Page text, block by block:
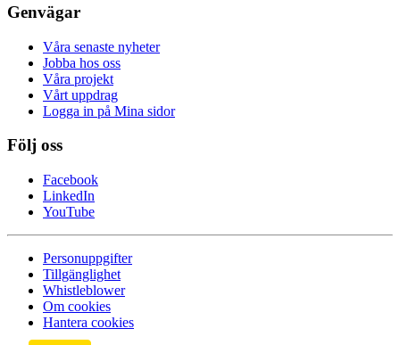
Genvägar
Våra senaste nyheter
Jobba hos oss
Våra projekt
Vårt uppdrag
Logga in på Mina sidor
Följ oss
Facebook
LinkedIn
YouTube
Personuppgifter
Tillgänglighet
Whistleblower
Om cookies
Hantera cookies